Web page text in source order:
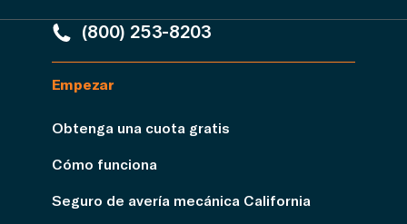
(800) 253-8203
Empezar
Obtenga una cuota gratis
Cómo funciona
Seguro de avería mecánica California